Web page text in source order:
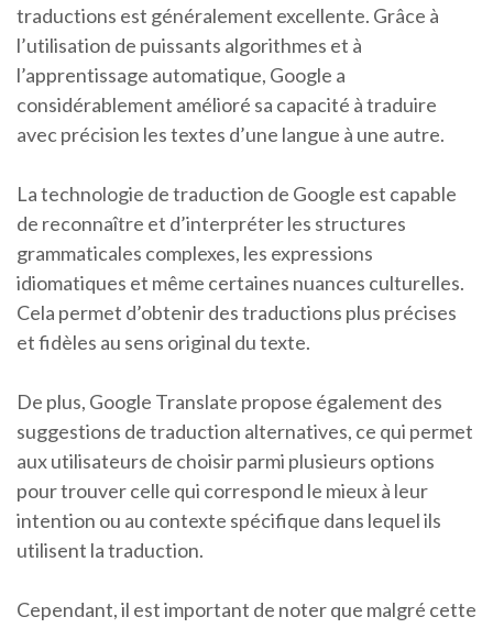
traductions est généralement excellente. Grâce à
l’utilisation de puissants algorithmes et à
l’apprentissage automatique, Google a
considérablement amélioré sa capacité à traduire
avec précision les textes d’une langue à une autre.
La technologie de traduction de Google est capable
de reconnaître et d’interpréter les structures
grammaticales complexes, les expressions
idiomatiques et même certaines nuances culturelles.
Cela permet d’obtenir des traductions plus précises
et fidèles au sens original du texte.
De plus, Google Translate propose également des
suggestions de traduction alternatives, ce qui permet
aux utilisateurs de choisir parmi plusieurs options
pour trouver celle qui correspond le mieux à leur
intention ou au contexte spécifique dans lequel ils
utilisent la traduction.
Cependant, il est important de noter que malgré cette